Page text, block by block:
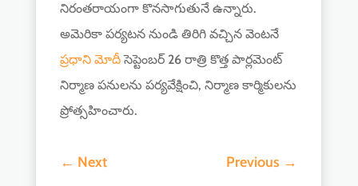
నిరంతరాయంగా కొనసాగుతునే ఉన్నారు.
అమెరికా పర్యటన నుండి తిరిగి వచ్చిన వెంటనే
ప్రధాని మోదీసెప్టెంబర్ 26 రాత్రి కొత్త పార్లమెంట్
నిర్మాణ పనులను పర్యవేక్షించి, నిర్మాణ కార్మికులను
ప్రోత్సహించారు.
← Next Previous →